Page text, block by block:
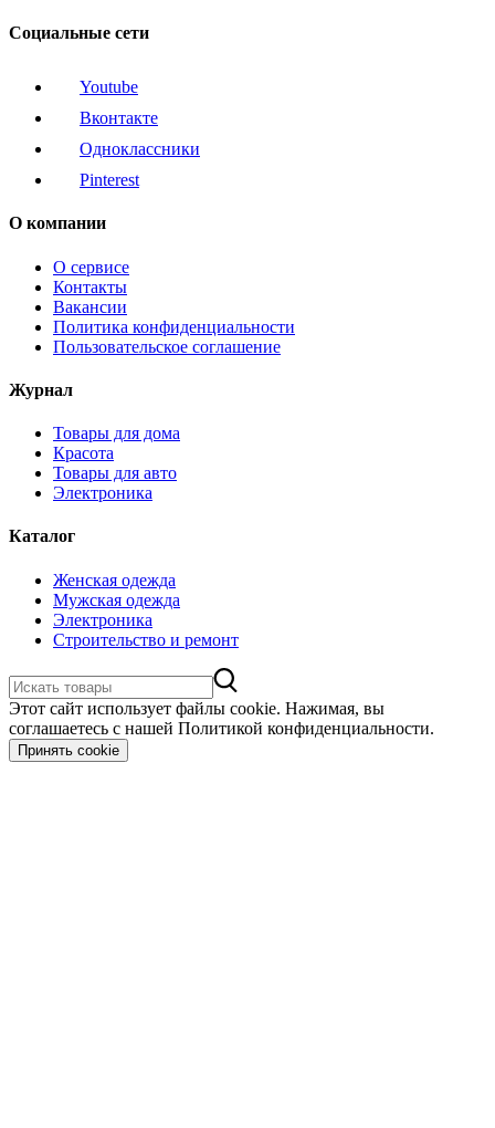
Социальные сети
Youtube
Вконтакте
Одноклассники
Pinterest
О компании
О сервисе
Контакты
Вакансии
Политика конфиденциальности
Пользовательское соглашение
Журнал
Товары для дома
Красота
Товары для авто
Электроника
Каталог
Женская одежда
Мужская одежда
Электроника
Строительство и ремонт
Этот сайт использует файлы cookie. Нажимая, вы
соглашаетесь с нашей Политикой конфиденциальности.
Принять cookie